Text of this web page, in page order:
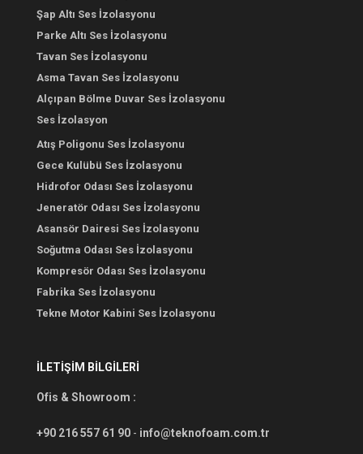
Şap Altı Ses İzolasyonu
Parke Altı Ses İzolasyonu
Tavan Ses İzolasyonu
Asma Tavan Ses İzolasyonu
Alçıpan Bölme Duvar Ses İzolasyonu
Ses İzolasyon
Atış Poligonu Ses İzolasyonu
Gece Kulübü Ses İzolasyonu
Hidrofor Odası Ses İzolasyonu
Jeneratör Odası Ses İzolasyonu
Asansör Dairesi Ses İzolasyonu
Soğutma Odası Ses İzolasyonu
Kompresör Odası Ses İzolasyonu
Fabrika Ses İzolasyonu
Tekne Motor Kabini Ses İzolasyonu
İLETİŞİM BİLGİLERİ
Ofis & Showroom :
+90 216 557 61 90 - info@teknofoam.com.tr